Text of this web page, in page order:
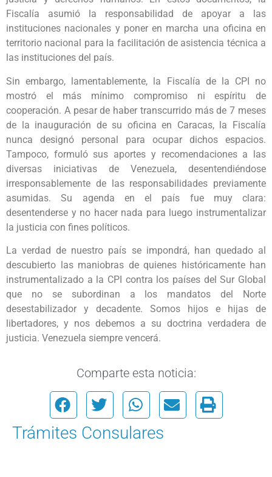
Fiscalía asumió la responsabilidad de apoyar a las
instituciones nacionales y poner en marcha una oficina en
territorio nacional para la facilitación de asistencia técnica a
las instituciones del país.
Sin embargo, lamentablemente, la Fiscalía de la CPI no
mostró el más mínimo compromiso ni espíritu de
cooperación. A pesar de haber transcurrido más de 7 meses
de la inauguración de su oficina en Caracas, la Fiscalía
nunca designó personal para ocupar dichos espacios.
Tampoco, formuló sus aportes y recomendaciones a las
diversas iniciativas de Venezuela, desentendiéndose
irresponsablemente de las responsabilidades previamente
asumidas. Su agenda en el país fue muy clara:
desentenderse y no hacer nada para luego instrumentalizar
la justicia con fines políticos.
La verdad de nuestro país se impondrá, han quedado al
descubierto las maniobras de quienes históricamente han
instrumentalizado a la CPI contra los países del Sur Global
que no se subordinan a los mandatos del Norte
desestabilizador y decadente. Somos hijos e hijas de
libertadores, y nos debemos a su doctrina verdadera de
justicia. Venezuela siempre vencerá.
Comparte esta noticia:
Trámites Consulares